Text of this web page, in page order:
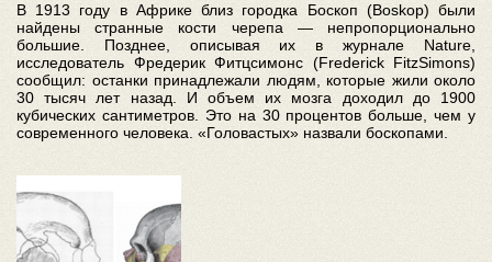
В 1913 году в Африке близ городка Боскоп (Boskop) были
найдены странные кости черепа — непропорционально
большие. Позднее, описывая их в журнале Nature,
исследователь Фредерик Фитцсимонс (Frederick FitzSimons)
сообщил: останки принадлежали людям, которые жили около
30 тысяч лет назад. И объем их мозга доходил до 1900
кубических сантиметров. Это на 30 процентов больше, чем у
современного человека. «Головастых» назвали боскопами.